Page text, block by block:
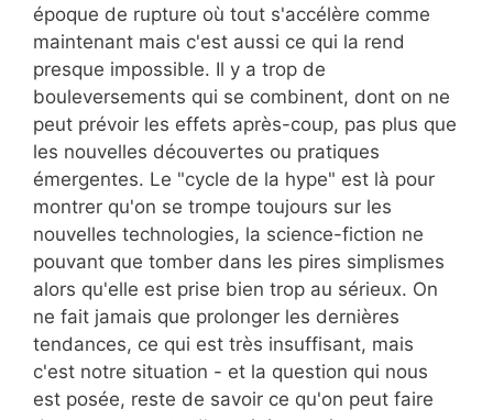
époque de rupture où tout s'accélère comme
maintenant mais c'est aussi ce qui la rend
presque impossible. Il y a trop de
bouleversements qui se combinent, dont on ne
peut prévoir les effets après-coup, pas plus que
les nouvelles découvertes ou pratiques
émergentes. Le "cycle de la hype" est là pour
montrer qu'on se trompe toujours sur les
nouvelles technologies, la science-fiction ne
pouvant que tomber dans les pires simplismes
alors qu'elle est prise bien trop au sérieux. On
ne fait jamais que prolonger les dernières
tendances, ce qui est très insuffisant, mais
c'est notre situation - et la question qui nous
est posée, reste de savoir ce qu'on peut faire